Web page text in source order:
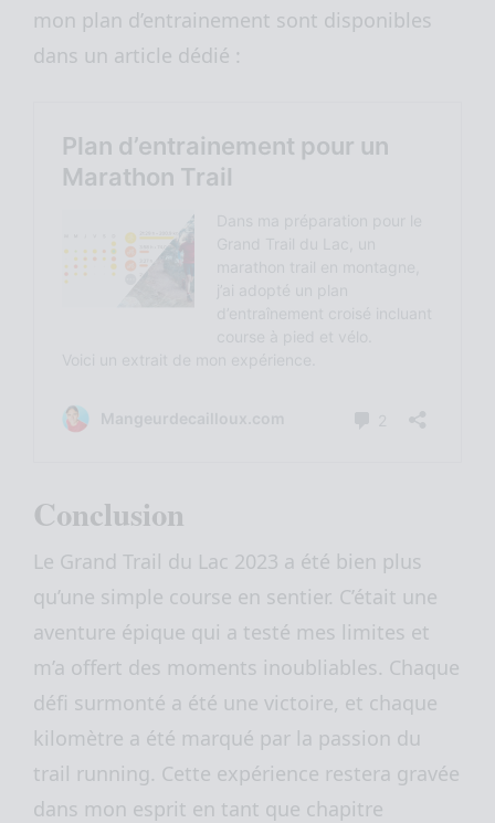
mon plan d’entrainement sont disponibles
dans un article dédié :
Conclusion
Le Grand Trail du Lac 2023 a été bien plus
qu’une simple course en sentier. C’était une
aventure épique qui a testé mes limites et
m’a offert des moments inoubliables. Chaque
défi surmonté a été une victoire, et chaque
kilomètre a été marqué par la passion du
trail running. Cette expérience restera gravée
dans mon esprit en tant que chapitre